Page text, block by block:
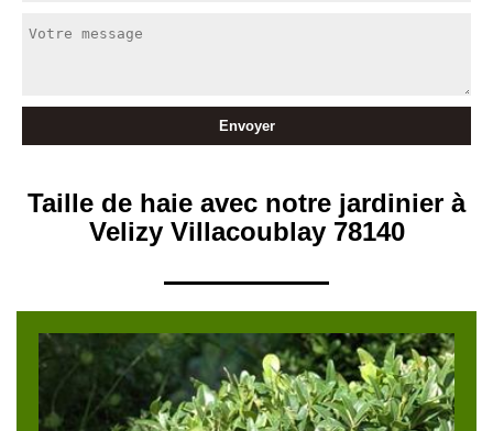
Taille de haie avec notre jardinier à
Velizy Villacoublay 78140